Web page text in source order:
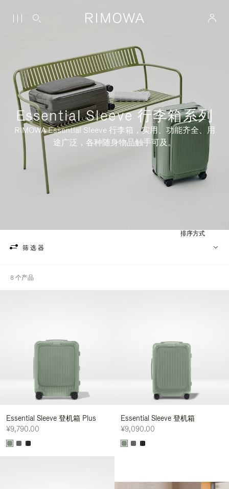
Essential Sleeve 行李箱系列
RIMOWA Essential Sleeve 行李箱，实用、功能齐全、用
途广泛，各种随身物品触手可及。
筛选器
排序方式
8 个产品
Essential Sleeve 登机箱 Plus
¥9,790.00
Essential Sleeve 登机箱
¥9,090.00